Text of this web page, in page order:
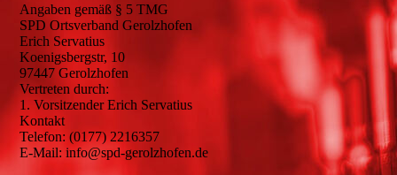
Angaben gemäß § 5 TMG
SPD Ortsverband Gerolzhofen
Erich Servatius
Koenigsbergstr, 10
97447 Gerolzhofen
Vertreten durch:
1. Vorsitzender Erich Servatius
Kontakt
Telefon: (0177) 2216357
E-Mail: info@spd-gerolzhofen.de